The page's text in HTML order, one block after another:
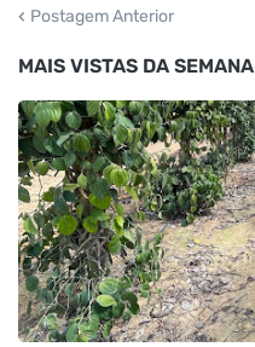
Postagem Anterior
MAIS VISTAS DA SEMANA